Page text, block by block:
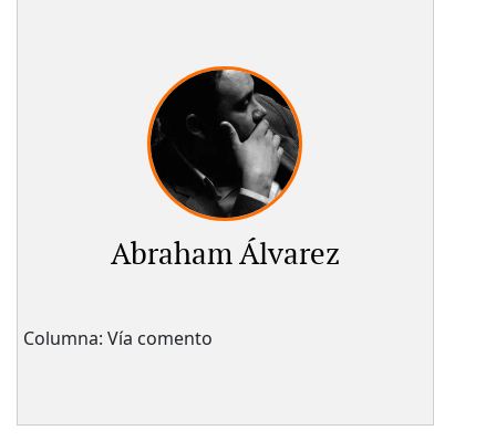
Abraham Álvarez
Columna: Vía comento